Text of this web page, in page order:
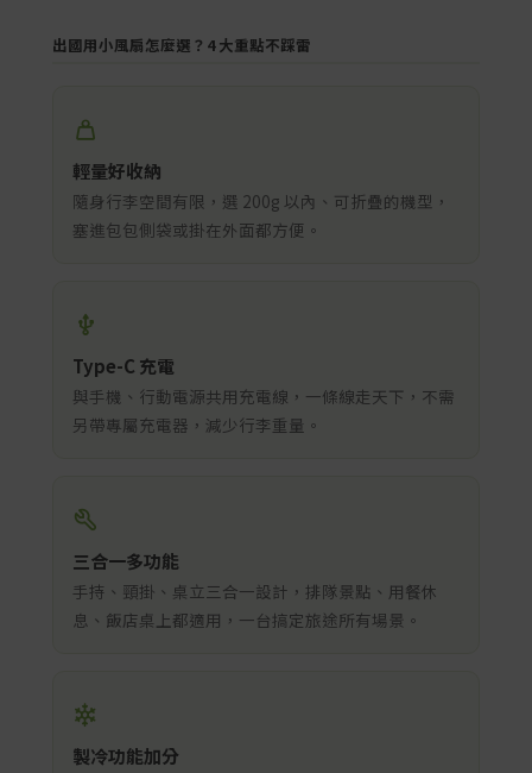
出國用小風扇怎麼選？4 大重點不踩雷
輕量好收納
隨身行李空間有限，選 200g 以內、可折疊的機型，
塞進包包側袋或掛在外面都方便。
Type-C 充電
與手機、行動電源共用充電線，一條線走天下，不需
另帶專屬充電器，減少行李重量。
三合一多功能
手持、頸掛、桌立三合一設計，排隊景點、用餐休
息、飯店桌上都適用，一台搞定旅途所有場景。
製冷功能加分